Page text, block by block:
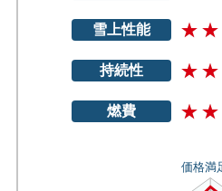
雪上性能
持続性
燃費